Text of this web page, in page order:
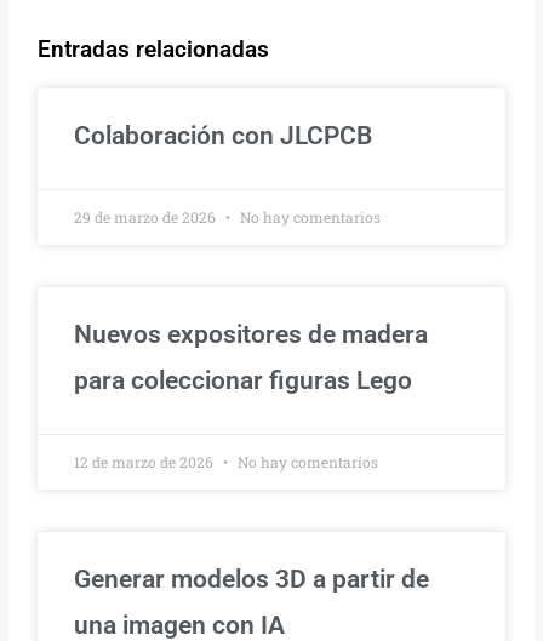
Entradas relacionadas
Colaboración con JLCPCB
29 de marzo de 2026 No hay comentarios
Nuevos expositores de madera
para coleccionar figuras Lego
12 de marzo de 2026 No hay comentarios
Generar modelos 3D a partir de
una imagen con IA